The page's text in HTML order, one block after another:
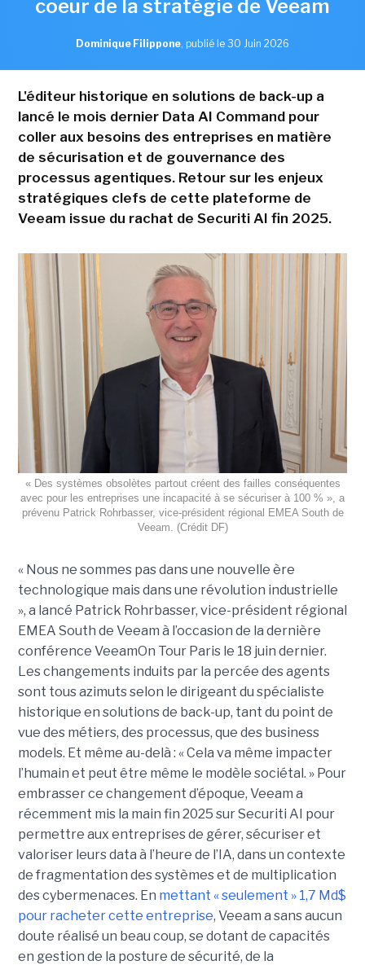
coeur de la stratégie de Veeam
Dominique Filippone, publié le 30 Juin 2026
L'éditeur historique en solutions de back-up a
lancé le mois dernier Data AI Command pour
coller aux besoins des entreprises en matière
de sécurisation et de gouvernance des
processus agentiques. Retour sur les enjeux
stratégiques clefs de cette plateforme de
Veeam issue du rachat de Securiti AI fin 2025.
« Des systèmes obsolètes partout créent des failles conséquentes
avec pour les entreprises une incapacité à se sécuriser à 100 % », a
prévenu Patrick Rohrbasser, vice-président régional EMEA South de
Veeam. (Crédit DF)
« Nous ne sommes pas dans une nouvelle ère
technologique mais dans une révolution industrielle
», a lancé Patrick Rohrbasser, vice-président régional
EMEA South de Veeam à l’occasion de la dernière
conférence VeeamOn Tour Paris le 18 juin dernier.
Les changements induits par la percée des agents
sont tous azimuts selon le dirigeant du spécialiste
historique en solutions de back-up, tant du point de
vue des métiers, des processus, que des business
models. Et même au-delà : « Cela va même impacter
l’humain et peut être même le modèle sociétal. » Pour
embrasser ce changement d’époque, Veeam a
récemment mis la main fin 2025 sur Securiti AI pour
permettre aux entreprises de gérer, sécuriser et
valoriser leurs data à l’heure de l’IA, dans un contexte
de fragmentation des systèmes et de multiplication
des cybermenaces. En mettant « seulement » 1,7 Md$
pour racheter cette entreprise, Veeam a sans aucun
doute réalisé un beau coup, se dotant de capacités
en gestion de la posture de sécurité, de la